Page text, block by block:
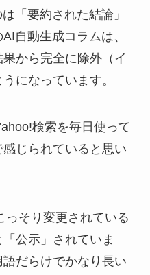
「要約された結論」
自動生成コラムは、
から完全に除外（イ
になっています。
検索を毎日使って
じられていると思い
っそり変更されている
公示」されていま
だらけでかなり長い